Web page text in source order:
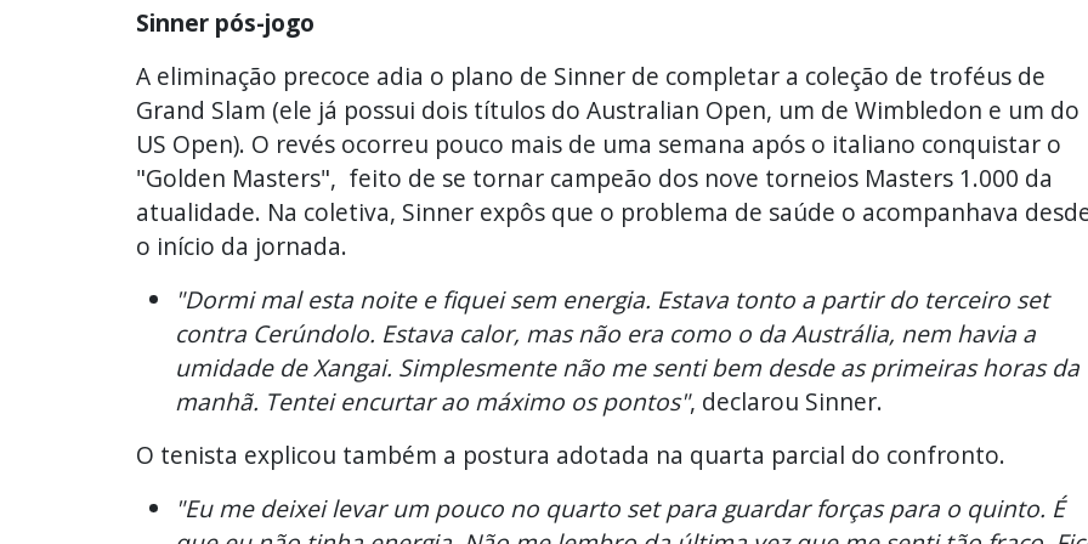
Sinner pós-jogo
A eliminação precoce adia o plano de Sinner de completar a coleção de troféus de
Grand Slam (ele já possui dois títulos do Australian Open, um de Wimbledon e um do
US Open). O revés ocorreu pouco mais de uma semana após o italiano conquistar o
"Golden Masters", feito de se tornar campeão dos nove torneios Masters 1.000 da
atualidade. Na coletiva, Sinner expôs que o problema de saúde o acompanhava
o início da jornada.
"Dormi mal esta noite e fiquei sem energia. Estava tonto a partir do terceiro set
contra Cerúndolo. Estava calor, mas não era como o da Austrália, nem havia a
umidade de Xangai. Simplesmente não me senti bem desde as primeiras horas da
manhã. Tentei encurtar ao máximo os pontos", declarou Sinner.
O tenista explicou também a postura adotada na quarta parcial do confronto.
"Eu me deixei levar um pouco no quarto set para guardar forças para o quinto. É